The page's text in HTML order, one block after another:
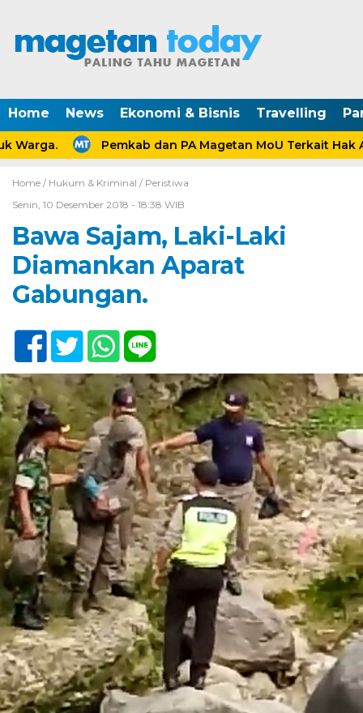
Home News Ekonomi & Bisnis Travelling
Pemkab dan PA Magetan MoU Terkait Hak
Home / Hukum & Kriminal / Peristiwa
Senin, 10 Desember 2018 - 18:38 WIB
Bawa Sajam, Laki-Laki
Diamankan Aparat
Gabungan.